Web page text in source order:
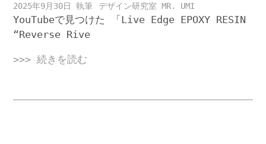
2025年9月30日 デザイン研究室 MR. UMI
YouTubeで見つけた 「Live Edge EPOXY RESIN
“Reverse Rive
>>> 続きを読む